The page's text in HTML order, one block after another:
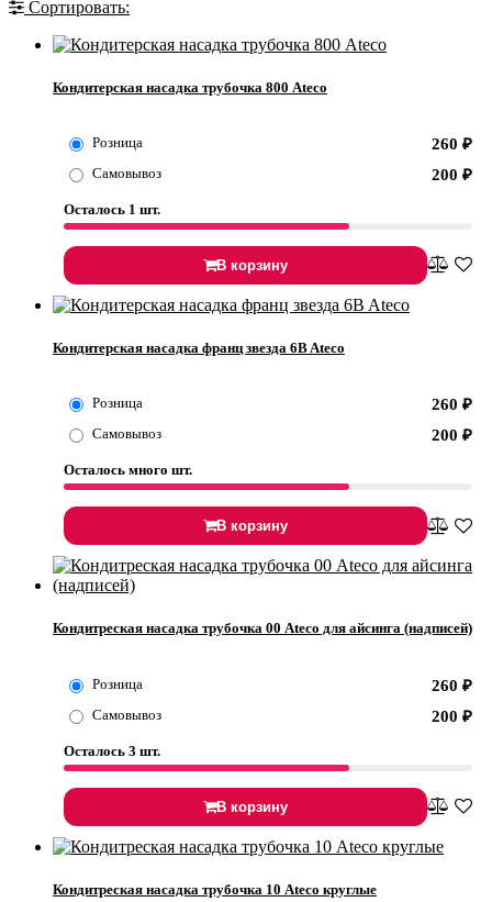
Сортировать:
Кондитерская насадка трубочка 800 Ateco
Розница 260 ₽
Самовывоз 200 ₽
Осталось 1 шт.
В корзину
Кондитерская насадка франц звезда 6B Ateco
Розница 260 ₽
Самовывоз 200 ₽
Осталось много шт.
В корзину
Кондитреская насадка трубочка 00 Ateco для айсинга (надписей)
Розница 260 ₽
Самовывоз 200 ₽
Осталось 3 шт.
В корзину
Кондитреская насадка трубочка 10 Ateco круглые